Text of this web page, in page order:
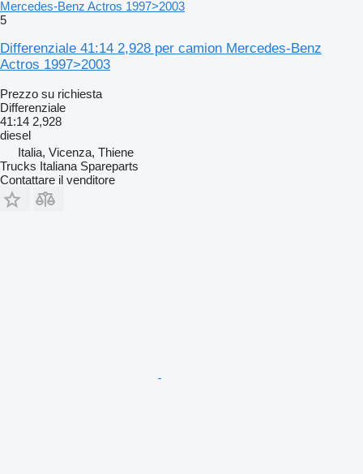
Mercedes-Benz Actros 1997>2003
5
Differenziale 41:14 2,928 per camion Mercedes-Benz
Actros 1997>2003
Prezzo su richiesta
Differenziale
41:14 2,928
diesel
Italia, Vicenza, Thiene
Trucks Italiana Spareparts
Contattare il venditore